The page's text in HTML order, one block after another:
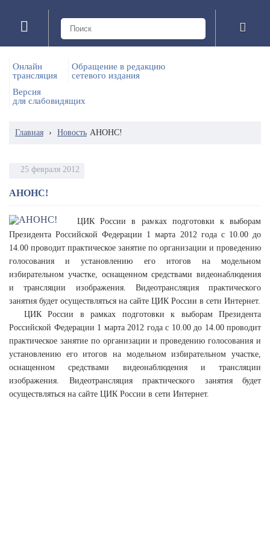
Онлайн
трансляция
Обращение в редакцию
сетевого издания
Версия
для слабовидящих
Главная › Новость АНОНС!
25 февраля 2012
АНОНС!
ЦИК России в рамках подготовки к выборам
Президента Российской Федерации 1 марта 2012 года с 10.00 до
14.00 проводит практическое занятие по организации и проведению
голосования и установлению его итогов на модельном
избирательном участке, оснащенном средствами видеонаблюдения
и трансляции изображения. Видеотрансляция практического
занятия будет осуществляться на сайте ЦИК России в сети Интернет.
ЦИК России в рамках подготовки к выборам Президента
Российской Федерации 1 марта 2012 года с 10.00 до 14.00 проводит
практическое занятие по организации и проведению голосования и
установлению его итогов на модельном избирательном участке,
оснащенном средствами видеонаблюдения и трансляции
изображения. Видеотрансляция практического занятия будет
осуществляться на сайте ЦИК России в сети Интернет.